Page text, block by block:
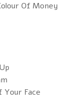
Of Money
Face